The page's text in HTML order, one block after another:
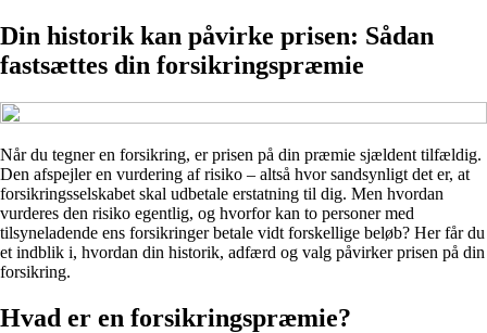
Din historik kan påvirke prisen: Sådan
fastsættes din forsikringspræmie
Når du tegner en forsikring, er prisen på din præmie sjældent tilfældig.
Den afspejler en vurdering af risiko – altså hvor sandsynligt det er, at
forsikringsselskabet skal udbetale erstatning til dig. Men hvordan
vurderes den risiko egentlig, og hvorfor kan to personer med
tilsyneladende ens forsikringer betale vidt forskellige beløb? Her får du
et indblik i, hvordan din historik, adfærd og valg påvirker prisen på din
forsikring.
Hvad er en forsikringspræmie?